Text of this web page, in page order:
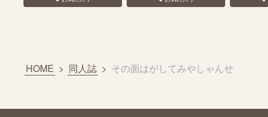
HOME > 同人誌 > その面はがしてみやしゃんせ